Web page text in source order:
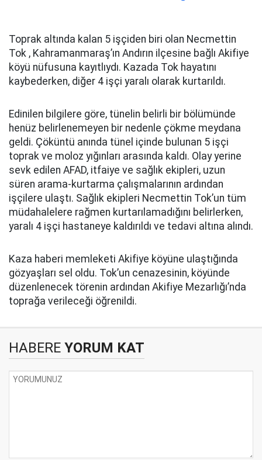
Toprak altında kalan 5 işçiden biri olan Necmettin
Tok , Kahramanmaraş’ın Andırın ilçesine bağlı Akifiye
köyü nüfusuna kayıtlıydı. Kazada Tok hayatını
kaybederken, diğer 4 işçi yaralı olarak kurtarıldı.
Edinilen bilgilere göre, tünelin belirli bir bölümünde
henüz belirlenemeyen bir nedenle çökme meydana
geldi. Çöküntü anında tünel içinde bulunan 5 işçi
toprak ve moloz yığınları arasında kaldı. Olay yerine
sevk edilen AFAD, itfaiye ve sağlık ekipleri, uzun
süren arama-kurtarma çalışmalarının ardından
işçilere ulaştı. Sağlık ekipleri Necmettin Tok’un tüm
müdahalelere rağmen kurtarılamadığını belirlerken,
yaralı 4 işçi hastaneye kaldırıldı ve tedavi altına alındı.
Kaza haberi memleketi Akifiye köyüne ulaştığında
gözyaşları sel oldu. Tok’un cenazesinin, köyünde
düzenlenecek törenin ardından Akifiye Mezarlığı’nda
toprağa verileceği öğrenildi.
HABERE YORUM KAT